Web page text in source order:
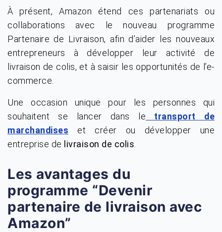
À présent, Amazon étend ces partenariats ou
collaborations avec le nouveau programme
Partenaire de Livraison, afin d’aider les nouveaux
entrepreneurs à développer leur activité de
livraison de colis, et à saisir les opportunités de l’e-
commerce.
Une occasion unique pour les personnes qui
souhaitent se lancer dans le transport de
marchandises et créer ou développer une
entreprise de livraison de colis
Les avantages du
programme “Devenir
partenaire de livraison avec
Amazon”